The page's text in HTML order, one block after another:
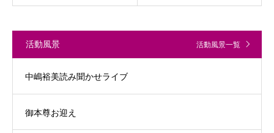
活動風景 活動風景一覧
中嶋裕美読み聞かせライブ
御本尊お迎え